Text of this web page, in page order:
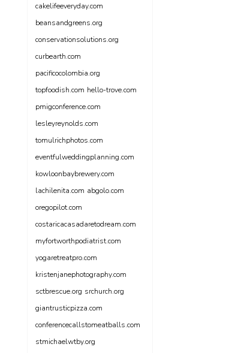
cakelifeeveryday.com
beansandgreens.org
conservationsolutions.org
curbearth.com
pacificocolombia.org
topfoodish.com hello-trove.com
pmigconference.com
lesleyreynolds.com
tomulrichphotos.com
eventfulweddingplanning.com
kowloonbaybrewery.com
lachilenita.com abgolo.com
oregopilot.com
costaricacasadaretodream.com
myfortworthpodiatrist.com
yogaretreatpro.com
kristenjanephotography.com
sctbrescue.org srchurch.org
giantrusticpizza.com
conferencecallstomeatballs.com
stmichaelwtby.org